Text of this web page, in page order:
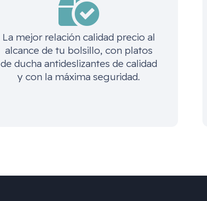
La mejor relación calidad precio al
alcance de tu bolsillo, con platos
de ducha antideslizantes de calidad
y con la máxima seguridad.